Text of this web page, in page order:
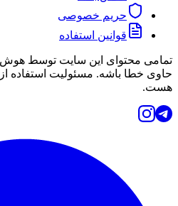
حریم خصوصی
قوانین استفاده
تمامی محتوای این سایت توسط
حاوی خطا باشه. مسئولیت استفاده از
هست.